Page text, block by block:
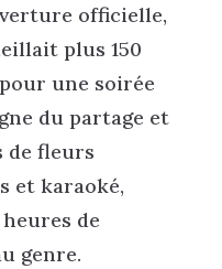
officielle,
plus 150
une soirée
du partage et
de fleurs
et karaoké,
de
genre.